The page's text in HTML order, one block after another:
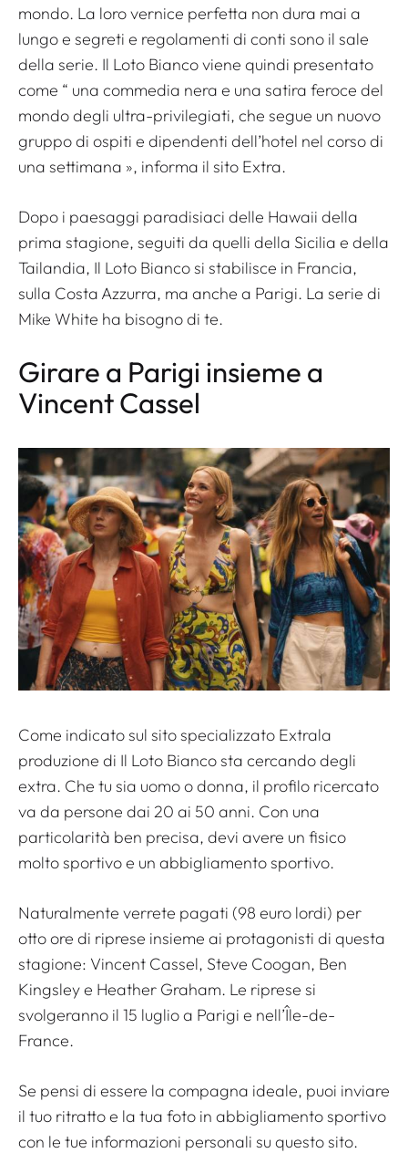
mondo. La loro vernice perfetta non dura mai a
lungo e segreti e regolamenti di conti sono il sale
della serie. Il Loto Biancoviene quindi presentato
come “ una commedia nera e una satira feroce del
mondo degli ultra-privilegiati, che segue un nuovo
gruppo di ospiti e dipendenti dell’hotel nel corso di
una settimana », informa il sito Extra.
Dopo i paesaggi paradisiaci delle Hawaii della
prima stagione, seguiti da quelli della Sicilia e della
Tailandia, Il Loto Biancosi stabilisce in Francia,
sulla Costa Azzurra, ma anche a Parigi. La serie di
Mike White ha bisogno di te.
Girare a Parigi insieme a
Vincent Cassel
Come indicato sul sito specializzato Extrala
produzione di Il Loto Biancosta cercando degli
extra. Che tu sia uomo o donna, il profilo ricercato
va da persone dai 20 ai 50 anni. Con una
particolarità ben precisa, devi avere un fisico
molto sportivo e un abbigliamento sportivo.
Naturalmente verrete pagati (98 euro lordi) per
otto ore di riprese insieme ai protagonisti di questa
stagione: Vincent Cassel, Steve Coogan, Ben
Kingsley e Heather Graham. Le riprese si
svolgeranno il 15 luglio a Parigi e nell’Île-de-
France.
Se pensi di essere la compagna ideale, puoi inviare
il tuo ritratto e la tua foto in abbigliamento sportivo
con le tue informazioni personali su questo sito.